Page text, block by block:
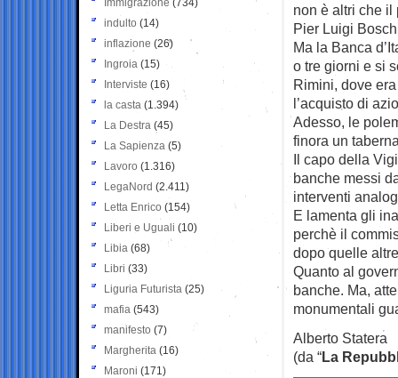
non è altri che il
Pier Luigi
Ma la Banca
o tre giorni e si
Rimini, dove
l’acquisto di
Adesso, le
finora un
Il capo della
banche messi
interventi
E lamenta gli
perchè il
dopo quelle
Quanto al
banche. Ma,
monumentali
Alberto Statera
(da “La
Immigrazione (734)
indulto (14)
inflazione (26)
Ingroia (15)
Interviste (16)
la casta (1.394)
La Destra (45)
La Sapienza (5)
Lavoro (1.316)
LegaNord (2.411)
Letta Enrico (154)
Liberi e Uguali (10)
Libia (68)
Libri (33)
Liguria Futurista (25)
mafia (543)
manifesto (7)
Margherita (16)
Maroni (171)